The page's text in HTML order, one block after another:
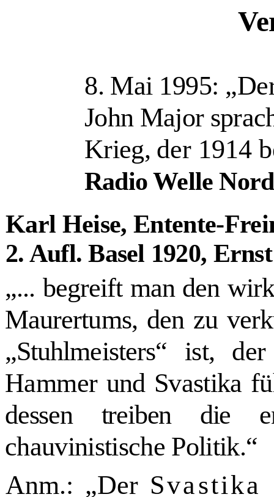
8. Mai 1995:
John Major
Krieg, der 1914
Radio Welle
Karl Heise, Entente-
2. Aufl. Basel 1920,
„... begreift man den
Maurertums, den zu
„Stuhlmeisters“
ist,
Hammer und Svastika
dessen treiben die
chauvinistische Politik.“
Anm.: „Der